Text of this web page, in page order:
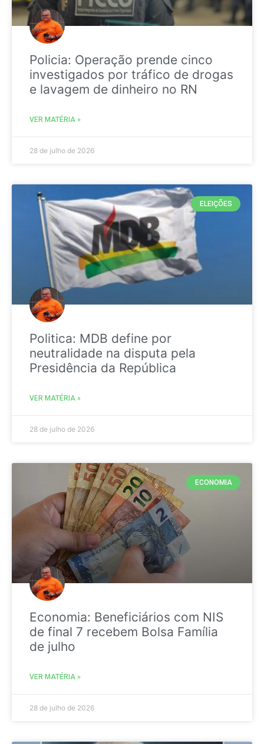
Policia: Operação prende cinco
investigados por tráfico de drogas
e lavagem de dinheiro no RN
VER MATÉRIA »
28 de julho de 2026
ELEIÇÕES
Politica: MDB define por
neutralidade na disputa pela
Presidência da República
VER MATÉRIA »
28 de julho de 2026
ECONOMIA
Economia: Beneficiários com NIS
de final 7 recebem Bolsa Família
de julho
VER MATÉRIA »
28 de julho de 2026